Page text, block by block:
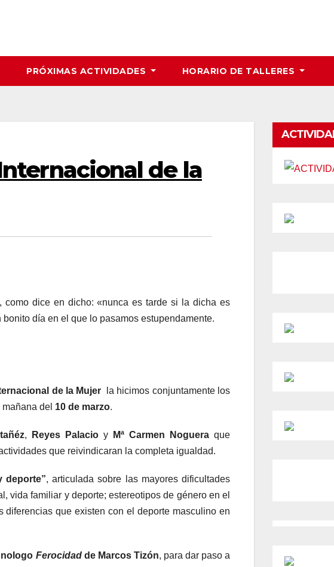
PRÓXIMAS ACTIVIDADES HORARIO DE TALLERES
de la
como dice en dicho: «nunca es tarde si la dicha es
día en el que lo pasamos estupendamente.
de la Mujer la hicimos conjuntamente los
del 10 de marzo.
, Reyes Palacio y Mª Carmen Noguera que
que reivindicaran la completa igualdad.
deporte”, articulada sobre las mayores dificultades
vida familiar y deporte; estereotipos de género en el
que existen con el deporte masculino en
Ferocidad de Marcos Tizón, para dar paso a